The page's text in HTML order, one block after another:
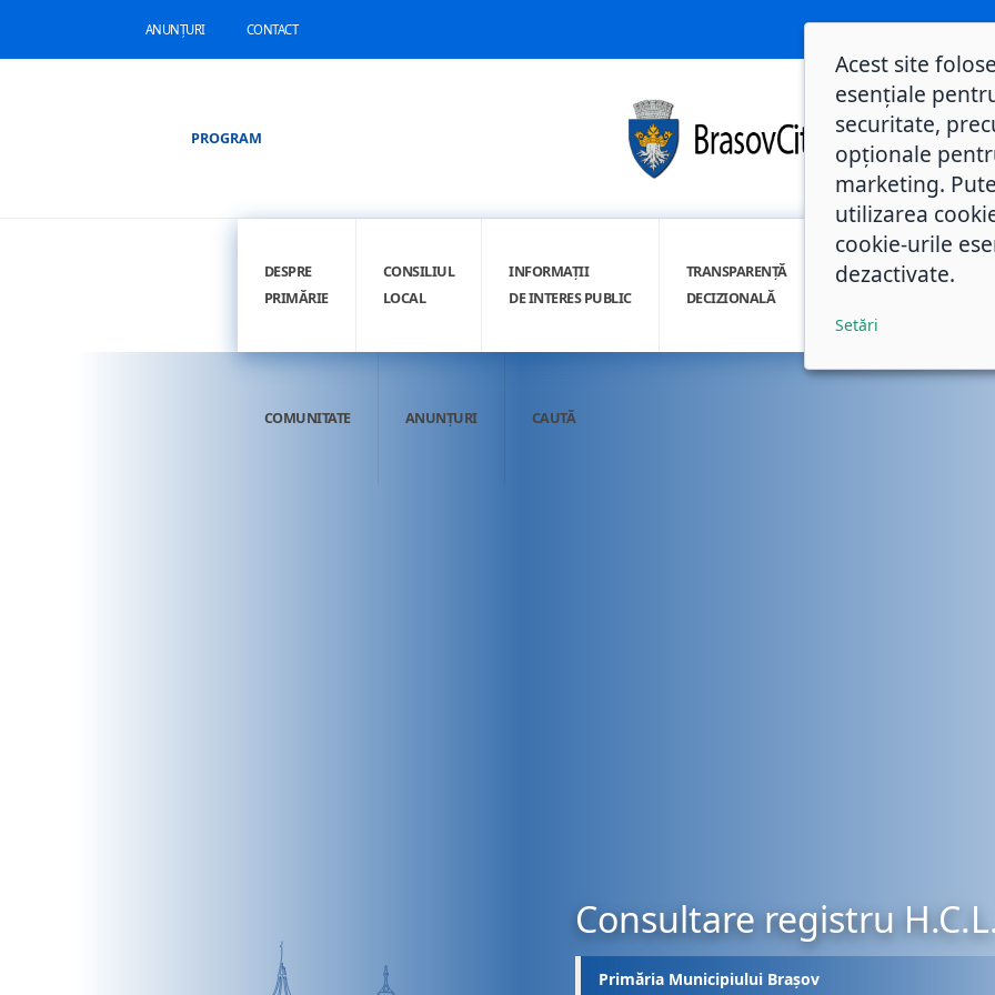
ANUNȚURI CONTACT
PROGRAM
DESPRE
PRIMĂRIE
CONSILIUL
LOCAL
INFORMAȚII
DE INTERES PUBLIC
TRANSPARENȚĂ
DECIZIONALĂ
INTEGRITATE
COMUNITATE ANUNȚURI CAUTĂ
Consultare registru
Primăria Municipiului Brașov
Acest site
esențiale
securitate,
opționale
marketing.
utilizarea
cookie-urile
dezactivate.
Setări